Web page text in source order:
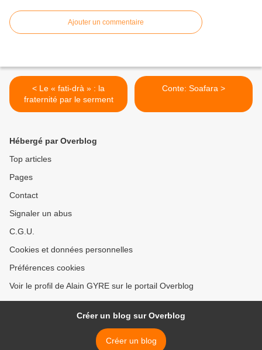
Ajouter un commentaire
< Le « fati-drà » : la
fraternité par le serment
Conte: Soafara >
Hébergé par Overblog
Top articles
Pages
Contact
Signaler un abus
C.G.U.
Cookies et données personnelles
Préférences cookies
Voir le profil de Alain GYRE sur le portail Overblog
Créer un blog sur Overblog
Créer un blog